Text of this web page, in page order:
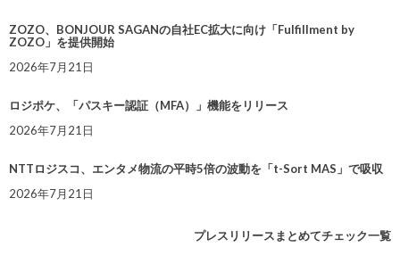
ZOZO、BONJOUR SAGANの自社EC拡大に向け「Fulfillment by
ZOZO」を提供開始
2026年7月21日
ロジポケ、「パスキー認証（MFA）」機能をリリース
2026年7月21日
NTTロジスコ、エンタメ物流の平時5倍の波動を「t-Sort MAS」で吸収
2026年7月21日
プレスリリースまとめてチェック一覧